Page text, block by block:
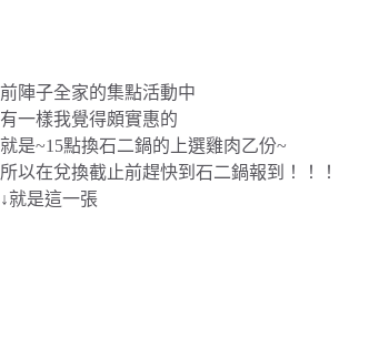
前陣子全家的集點活動中
有一樣我覺得頗實惠的
就是~15點換石二鍋的上選雞肉乙份~
所以在兌換截止前趕快到石二鍋報到！！！
↓就是這一張